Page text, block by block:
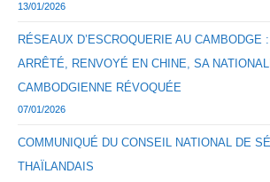
13/01/2026
RÉSEAUX D’ESCROQUERIE AU CAMBODGE :
ARRÊTÉ, RENVOYÉ EN CHINE, SA
CAMBODGIENNE RÉVOQUÉE
07/01/2026
COMMUNIQUÉ DU CONSEIL NATIONAL DE
THAÏLANDAIS